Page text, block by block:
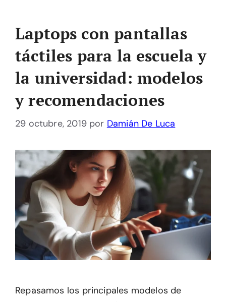
Laptops con pantallas
táctiles para la escuela y
la universidad: modelos
y recomendaciones
29 octubre, 2019 por Damián De Luca
Repasamos los principales modelos de